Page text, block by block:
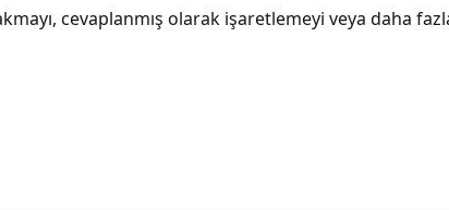
cevaplanmış olarak işaretlemeyi veya daha